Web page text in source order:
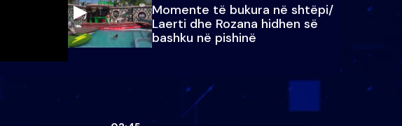
Momente të bukura në shtëpi/
Laerti dhe Rozana hidhen së
bashku në pishinë